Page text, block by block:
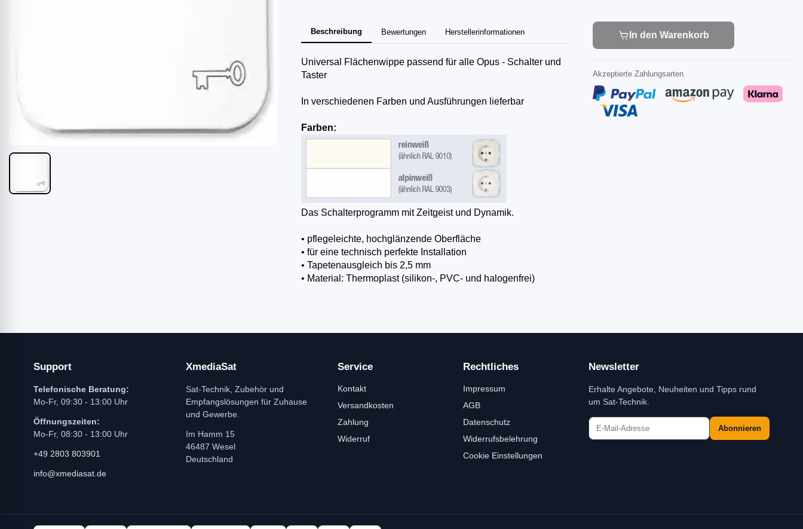
Beschreibung Bewertungen Herstellerinformationen
Universal Flächenwippe passend für alle Opus - Schalter und
Taster
In verschiedenen Farben und Ausführungen lieferbar
Farben:
Das Schalterprogramm mit Zeitgeist und Dynamik.
• pflegeleichte, hochglänzende Oberfläche
• für eine technisch perfekte Installation
• Tapetenausgleich bis 2,5 mm
• Material: Thermoplast (silikon-, PVC- und halogenfrei)
In den Warenkorb
Akzeptierte Zahlungsarten
Support
Telefonische Beratung:
Mo-Fr, 09:30 - 13:00 Uhr
Öffnungszeiten:
Mo-Fr, 08:30 - 13:00 Uhr
+49 2803 803901
info@xmediasat.de
XmediaSat
Sat-Technik, Zubehör und
Empfangslösungen für Zuhause
und Gewerbe.
Im Hamm 15
46487 Wesel
Deutschland
Service
Kontakt
Versandkosten
Zahlung
Widerruf
Rechtliches
Impressum
AGB
Datenschutz
Widerrufsbelehrung
Cookie Einstellungen
Newsletter
Erhalte Angebote, Neuheiten und Tipps rund
um Sat-Technik.
Abonnieren